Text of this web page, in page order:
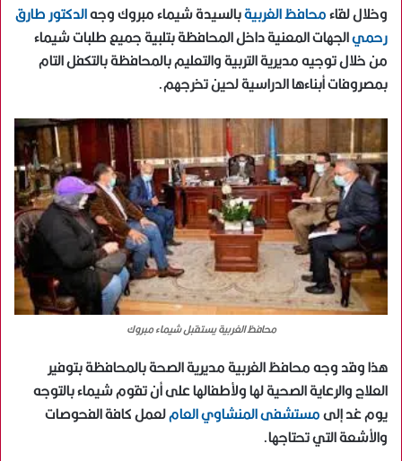
وخلال لقاءمحافظ الغربيةبالسيدة شيماء مبروك وجهالدكتور طارق
رحميالجهات المعنية داخل المحافظة بتلبية جميع طلبات شيماء
من خلال توجيه مديرية التربية والتعليم بالمحافظة بالتكفل التام
بمصروفات أبناءها الدراسية لحين تخرجهم.
محافظ الغربية يستقبل شيماء مبروك
هذا وقد وجه محافظ الغربية مديرية الصحة بالمحافظة بتوفير
العلاج والرعاية الصحية لها ولأطفالها على أن تقوم شيماء بالتوجه
يوم غد إلىمستشفى المنشاوي العاملعمل كافة الفحوصات
والأشعة التي تحتاجها.